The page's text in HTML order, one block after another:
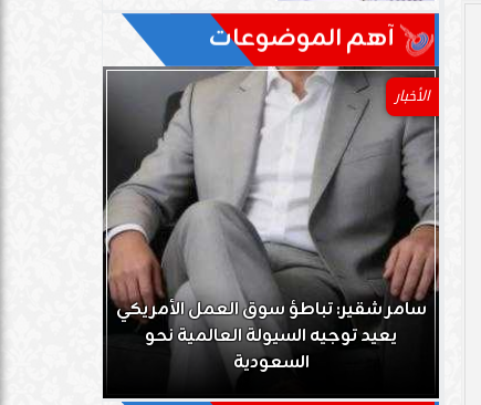
آهم الموضوعات
الأخبار
سامر شقير: تباطؤ سوق العمل الأمريكي
يعيد توجيه السيولة العالمية نحو
السعودية